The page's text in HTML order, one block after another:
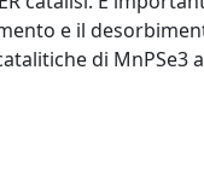
e il
di MnPSe3